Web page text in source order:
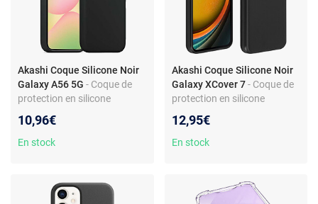
Akashi Coque Silicone Noir
Galaxy A56 5G - Coque de
protection en silicone
Samsung Galaxy A56 5G
10,96€
En stock
Akashi Coque Silicone Noir
Galaxy XCover 7 - Coque de
protection en silicone
Samsung Galaxy XCover 7
12,95€
En stock